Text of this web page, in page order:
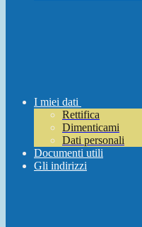
I miei dati
Rettifica
Dimenticami
Dati personali
Documenti utili
Gli indirizzi